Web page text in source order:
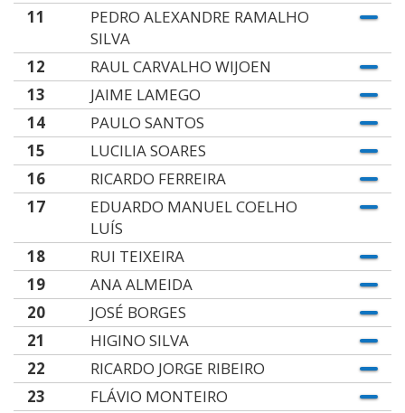
11
PEDRO ALEXANDRE RAMALHO
SILVA
12
RAUL CARVALHO WIJOEN
13
JAIME LAMEGO
14
PAULO SANTOS
15
LUCILIA SOARES
16
RICARDO FERREIRA
17
EDUARDO MANUEL COELHO
LUÍS
18
RUI TEIXEIRA
19
ANA ALMEIDA
20
JOSÉ BORGES
21
HIGINO SILVA
22
RICARDO JORGE RIBEIRO
23
FLÁVIO MONTEIRO